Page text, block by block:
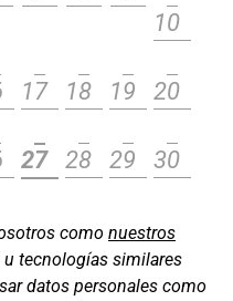
10
17 18 19 20
27 28 29 30
como nuestros
tecnologías similares
datos personales como